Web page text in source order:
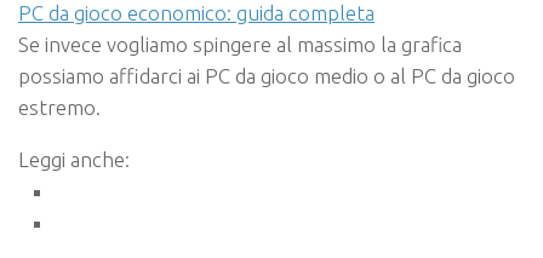
PC da gioco economico: guida completa
Se invece vogliamo spingere al massimo la grafica
possiamo affidarci ai PC da gioco medio o al PC da gioco
estremo.
Leggi anche: